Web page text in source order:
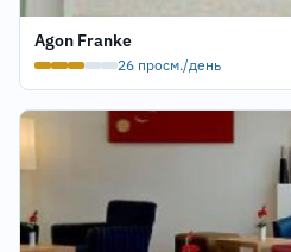
Agon Franke
26 просм./день